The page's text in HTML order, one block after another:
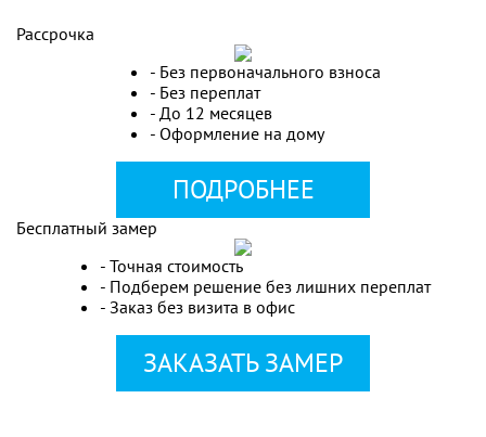
Рассрочка
- Без первоначального взноса
- Без переплат
- До 12 месяцев
- Оформление на дому
ПОДРОБНЕЕ
Бесплатный замер
- Точная стоимость
- Подберем решение без лишних переплат
- Заказ без визита в офис
ЗАКАЗАТЬ ЗАМЕР